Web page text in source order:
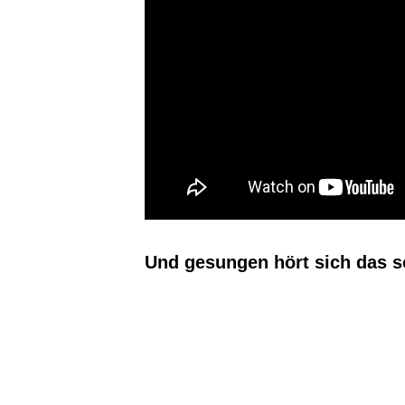
Und gesungen hört sich das